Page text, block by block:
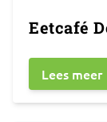
Eetcafé
Lees meer